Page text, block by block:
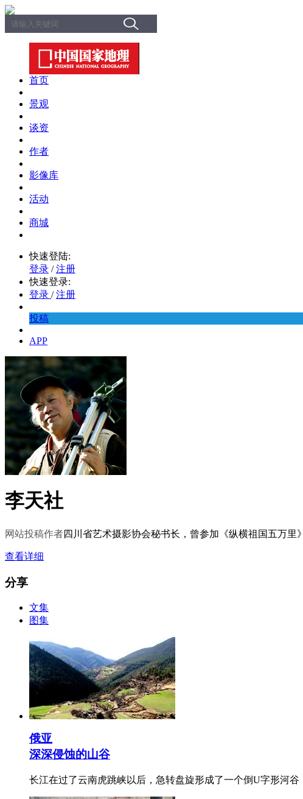
首页
景观
谈资
作者
影像库
活动
商城
快速登陆:
登录 / 注册
快速登录:
登录 / 注册
投稿
APP
李天社
网站投稿作者四川省艺术摄影协会秘书长，曾参加《纵横祖国五万里
查看详细
分享
文集
图集
俄亚
深深侵蚀的山谷
长江在过了云南虎跳峡以后，急转盘旋形成了一个倒U字形河